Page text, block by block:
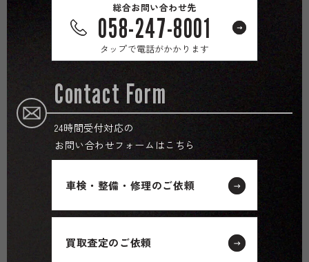
総合お問い合わせ先
058-247-8001
タップで電話がかかります
Contact Form
24時間受付対応の
お問い合わせフォームはこちら
車検・整備・修理のご依頼
買取査定のご依頼